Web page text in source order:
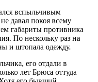
вспыльчивым
давал покоя всему
габариты противника
По нескольку раз на
и штопала одежду.
его отдали в
лет Брюса оттуда